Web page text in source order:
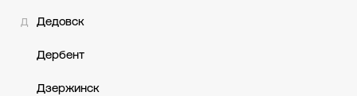
Д Дедовск
Дербент
Дзержинск